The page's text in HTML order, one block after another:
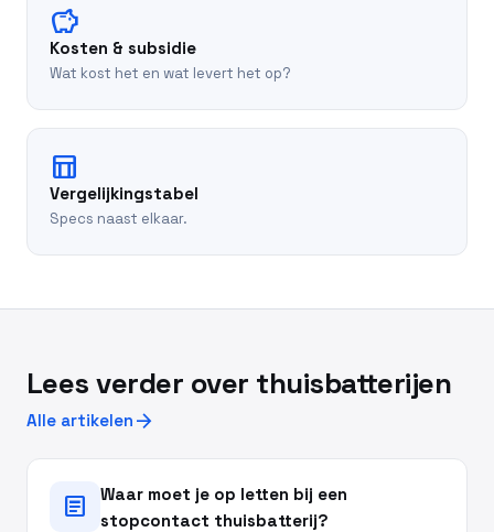
savings
Kosten & subsidie
Wat kost het en wat levert het op?
table_chart
Vergelijkingstabel
Specs naast elkaar.
Lees verder over thuisbatterijen
Alle artikelen arrow_forward
article
Waar moet je op letten bij een
stopcontact thuisbatterij?